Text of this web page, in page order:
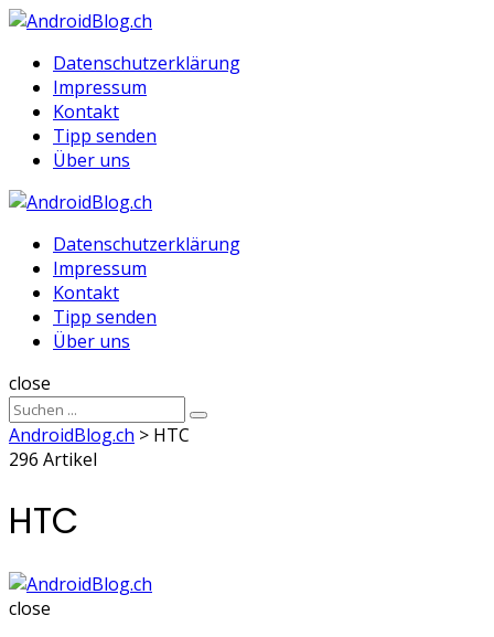
Menu
MenuDatenschutzerklärung
Impressum
Kontakt
Tipp senden
Über uns
Datenschutzerklärung
Impressum
Kontakt
Tipp senden
Über uns
Suche
close
Sucheergebnisse
für
Suche
AndroidBlog.ch > HTC
296 Artikel
HTC
close